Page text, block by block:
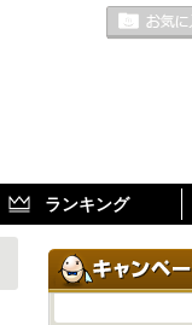
ランキング